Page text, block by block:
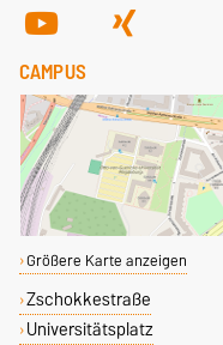
CAMPUS
Größere Karte anzeigen
Zschokkestraße
Universitätsplatz